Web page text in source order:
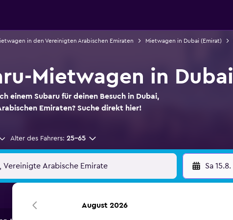
in den Vereinigten Arabischen Emiraten Mietwagen in Dubai (Emirat)
Mietwagen in Dubai
einem Subaru für deinen Besuch in Dubai,
Emiraten? Suche direkt hier!
Alter des Fahrers: 25-65
Sa 15.8.
August 2026